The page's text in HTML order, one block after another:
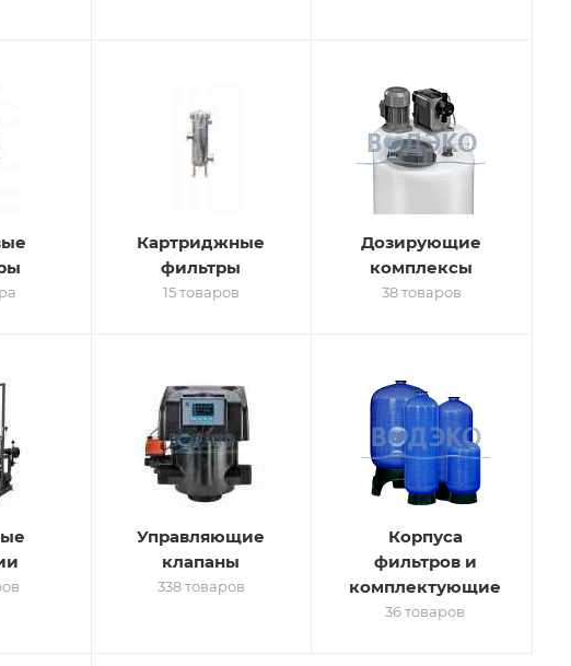
Картриджные
фильтры
15 товаров
Дозирующие
комплексы
38 товаров
Управляющие
клапаны
338 товаров
Корпуса
фильтров и
комплектующие
36 товаров